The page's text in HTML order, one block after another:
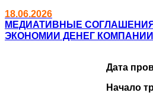
18.06.2026
МЕДИАТИВНЫЕ
ЭКОНОМИИ ДЕНЕГ
Дата
Начало